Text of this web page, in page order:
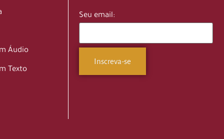
Áudio
Texto
Seu email: